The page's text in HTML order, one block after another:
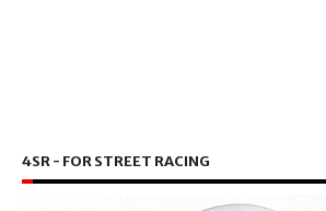
4SR - FOR STREET RACING